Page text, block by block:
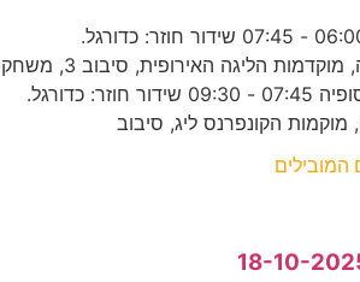
פרנצווארוש - זאבז'ה 06:00 - 07:45 שידור חוזר: כדורגל.
פרנצווארוש נגד זאבז'ה, מוקדמות הליגה האירופית, סיבוב 3, משחק
ראשון. פנאתינייקוס - סופיה 07:45 - 09:30 שידור חוזר: כדורגל.
מוקמות הקונפרנס ליג, סיבוב
המובילים